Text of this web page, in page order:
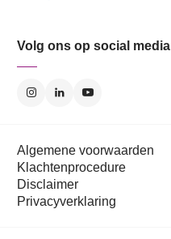
Volg ons op social media
Algemene voorwaarden
Klachtenprocedure
Disclaimer
Privacyverklaring